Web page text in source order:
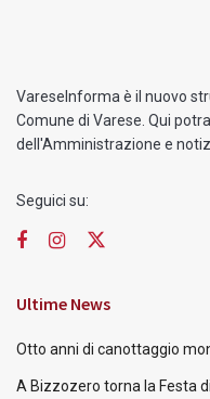
VareseInforma è il nuovo
Comune di Varese. Qui
dell'Amministrazione e
Seguici su:
Ultime News
Otto anni di canottaggio
A Bizzozero torna la Festa